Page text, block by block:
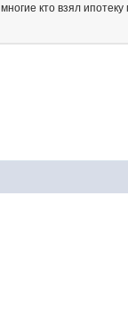
кто взял